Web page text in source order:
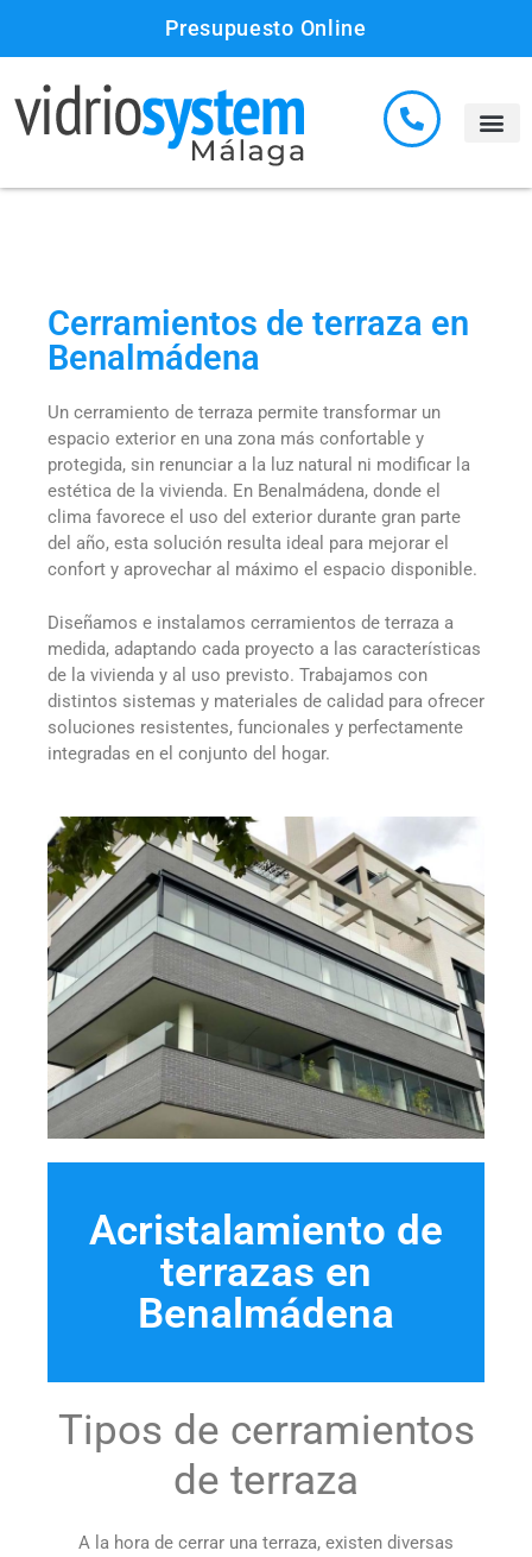
Presupuesto Online
Cerramientos de terraza en
Benalmádena
Un cerramiento de terraza permite transformar un
espacio exterior en una zona más confortable y
protegida, sin renunciar a la luz natural ni modificar la
estética de la vivienda. En Benalmádena, donde el
clima favorece el uso del exterior durante gran parte
del año, esta solución resulta ideal para mejorar el
confort y aprovechar al máximo el espacio disponible.
Diseñamos e instalamos cerramientos de terraza a
medida, adaptando cada proyecto a las características
de la vivienda y al uso previsto. Trabajamos con
distintos sistemas y materiales de calidad para ofrecer
soluciones resistentes, funcionales y perfectamente
integradas en el conjunto del hogar.
Acristalamiento de
terrazas en
Benalmádena
Tipos de cerramientos
de terraza
A la hora de cerrar una terraza, existen diversas